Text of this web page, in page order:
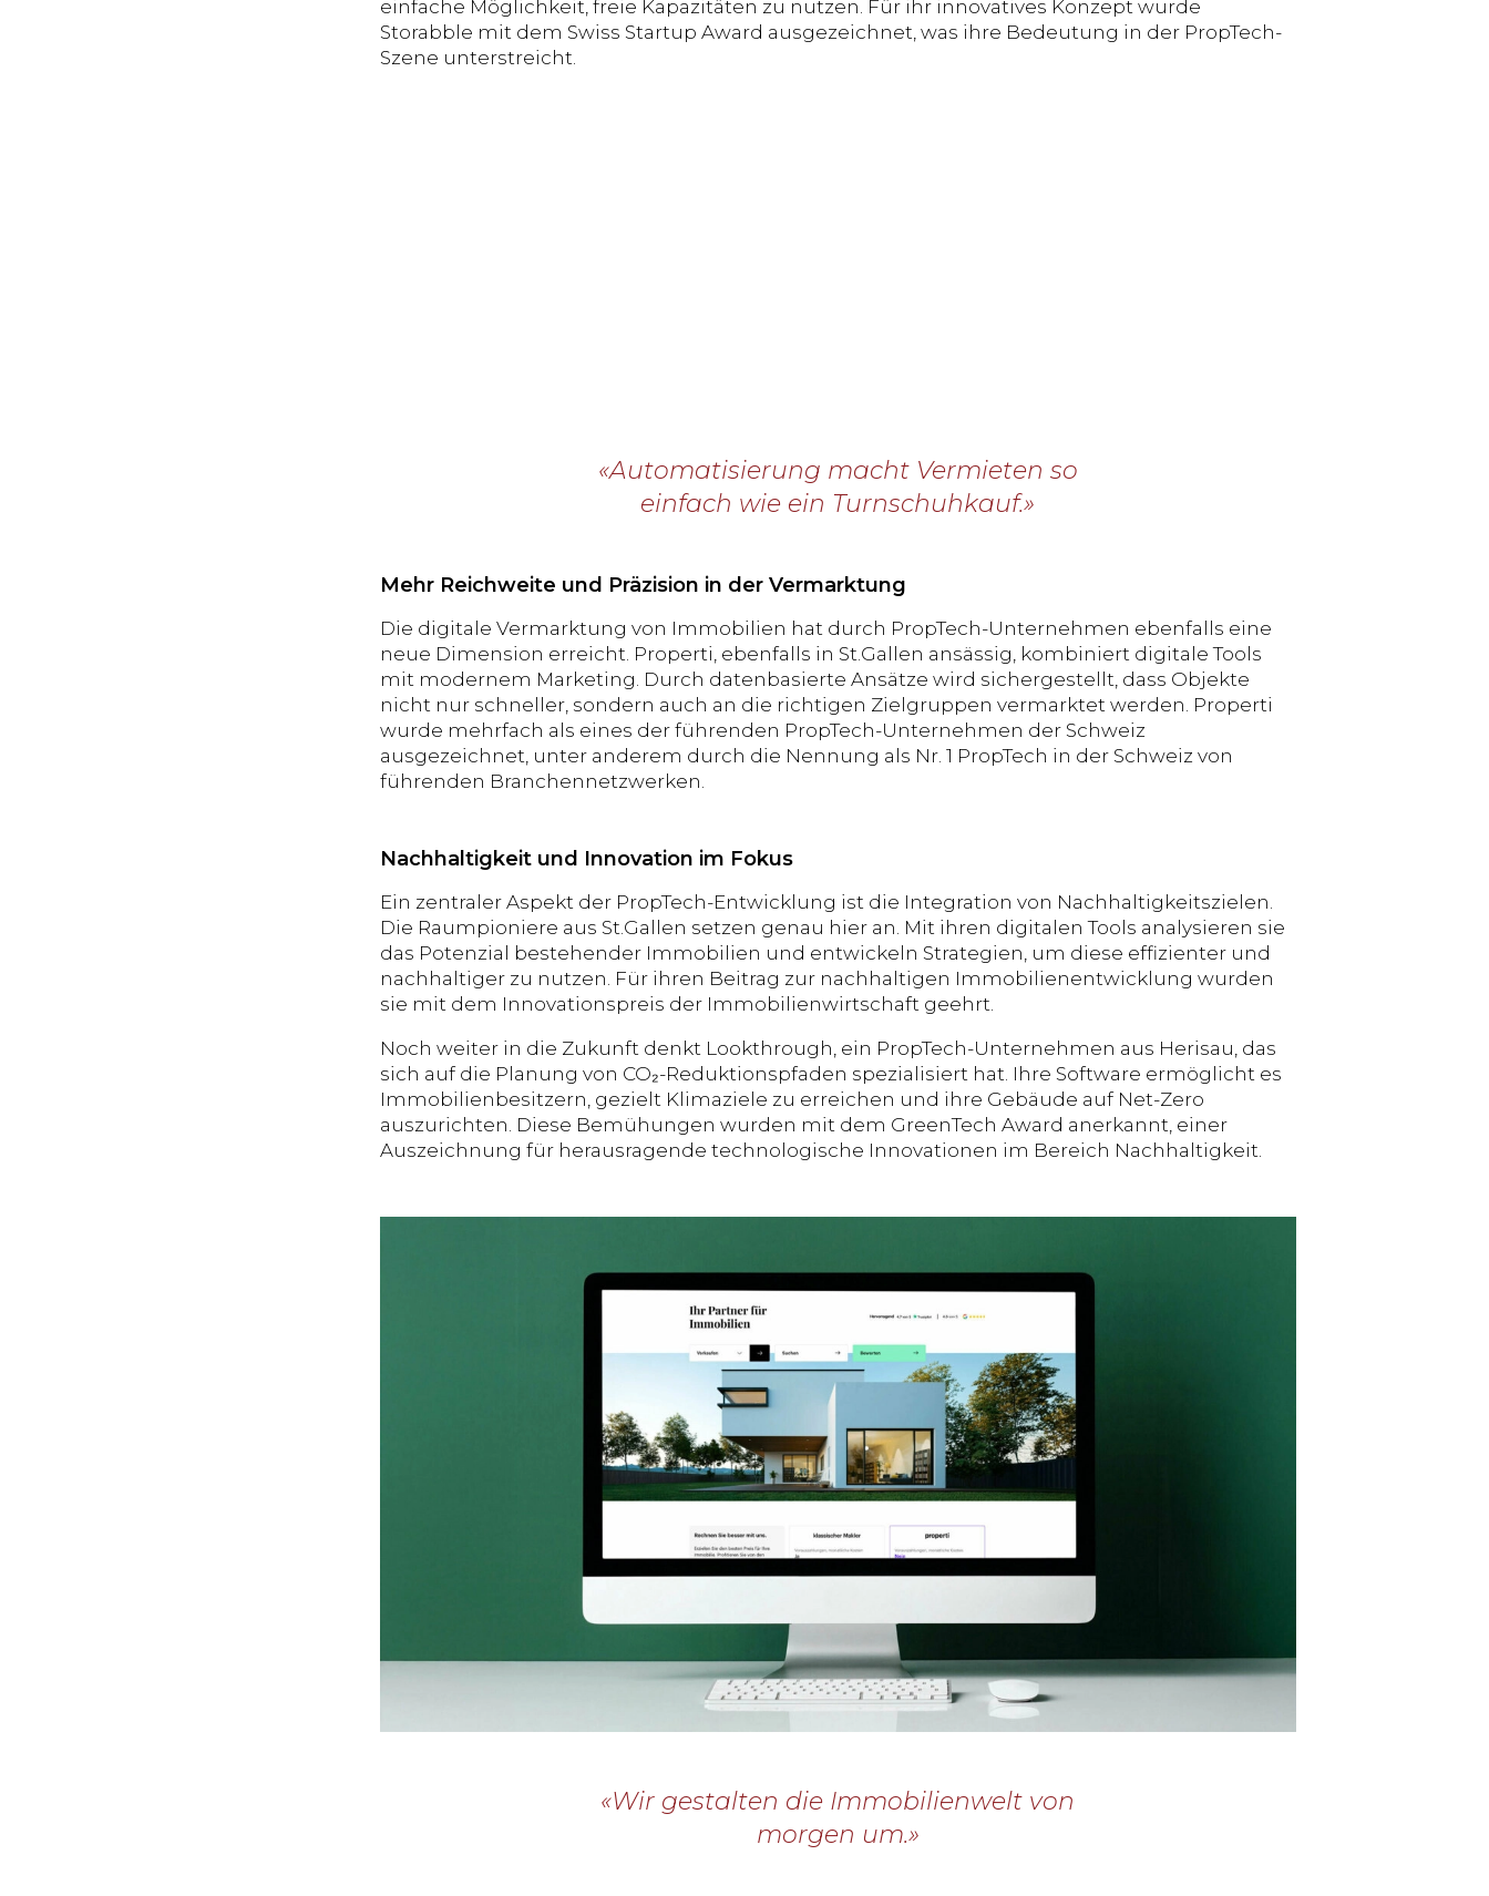
einfache Möglichkeit, freie Kapazitäten zu nutzen. Für ihr innovatives Konzept wurde
Storabble mit dem Swiss Startup Award ausgezeichnet, was ihre Bedeutung in der PropTech-
Szene unterstreicht.
«Automatisierung macht Vermieten so
einfach wie ein Turnschuhkauf.»
Mehr Reichweite und Präzision in der Vermarktung
Die digitale Vermarktung von Immobilien hat durch PropTech-Unternehmen ebenfalls eine
neue Dimension erreicht. Properti, ebenfalls in St.Gallen ansässig, kombiniert digitale Tools
mit modernem Marketing. Durch datenbasierte Ansätze wird sichergestellt, dass Objekte
nicht nur schneller, sondern auch an die richtigen Zielgruppen vermarktet werden. Properti
wurde mehrfach als eines der führenden PropTech-Unternehmen der Schweiz
ausgezeichnet, unter anderem durch die Nennung als Nr. 1 PropTech in der Schweiz von
führenden Branchennetzwerken.
Nachhaltigkeit und Innovation im Fokus
Ein zentraler Aspekt der PropTech-Entwicklung ist die Integration von Nachhaltigkeitszielen.
Die Raumpioniere aus St.Gallen setzen genau hier an. Mit ihren digitalen Tools analysieren sie
das Potenzial bestehender Immobilien und entwickeln Strategien, um diese effizienter und
nachhaltiger zu nutzen. Für ihren Beitrag zur nachhaltigen Immobilienentwicklung wurden
sie mit dem Innovationspreis der Immobilienwirtschaft geehrt.
Noch weiter in die Zukunft denkt Lookthrough, ein PropTech-Unternehmen aus Herisau, das
sich auf die Planung von CO₂-Reduktionspfaden spezialisiert hat. Ihre Software ermöglicht es
Immobilienbesitzern, gezielt Klimaziele zu erreichen und ihre Gebäude auf Net-Zero
auszurichten. Diese Bemühungen wurden mit dem GreenTech Award anerkannt, einer
Auszeichnung für herausragende technologische Innovationen im Bereich Nachhaltigkeit.
«Wir gestalten die Immobilienwelt von
morgen um.»